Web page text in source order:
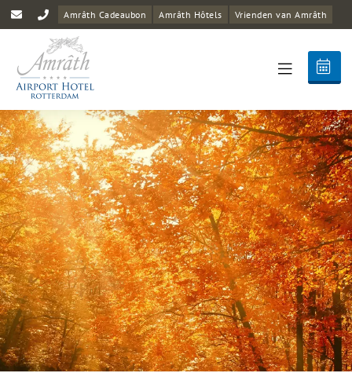
Amrâth Cadeaubon Amrâth Hôtels Vrienden van Amrâth